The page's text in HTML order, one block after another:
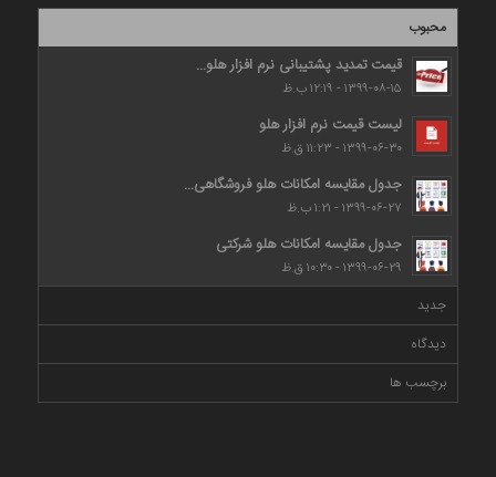
محبوب
قیمت تمدید پشتیبانی نرم افزار هلو...
۱۳۹۹-۰۸-۱۵ - ۱۲:۱۹ ب.ظ
لیست قیمت نرم افزار هلو
۱۳۹۹-۰۶-۳۰ - ۱۱:۲۳ ق.ظ
جدول مقایسه امکانات هلو فروشگاهی...
۱۳۹۹-۰۶-۲۷ - ۱:۲۱ ب.ظ
جدول مقایسه امکانات هلو شرکتی
۱۳۹۹-۰۶-۲۹ - ۱۰:۳۰ ق.ظ
جدید
دیدگاه
برچسب ها